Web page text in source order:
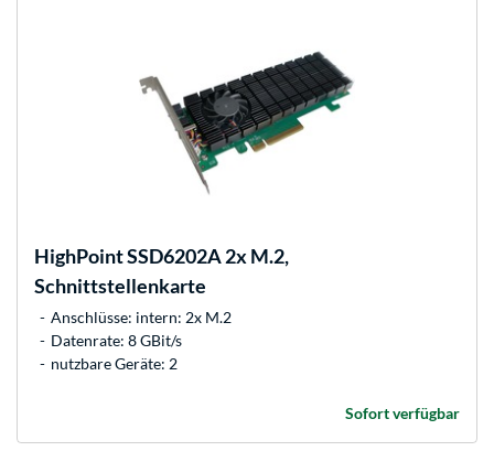
HighPointSSD6202A 2x M.2,
Schnittstellenkarte
Anschlüsse: intern: 2x M.2
Datenrate: 8 GBit/s
nutzbare Geräte: 2
Sofort verfügbar